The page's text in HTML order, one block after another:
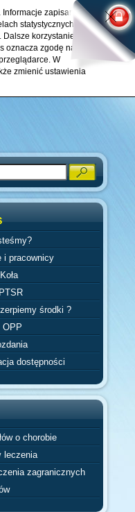
zapisane w
statystycznych,
korzystanie z
oznacza zgodę na ich
W
zmienić ustawienia
i pracownicy
środki ?
OPP
dostępności
o chorobie
leczenia
zagranicznych